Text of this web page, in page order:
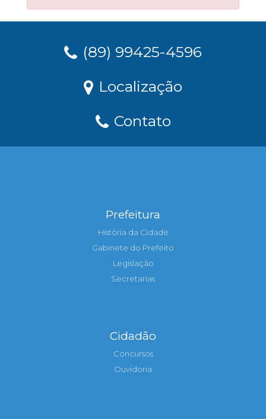
(89) 99425-4596
Localização
Contato
Prefeitura
História da Cidade
Gabinete do Prefeito
Legislação
Secretarias
Cidadão
Concursos
Ouvidoria